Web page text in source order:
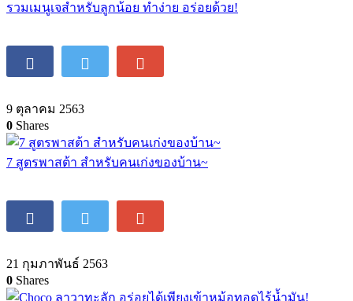
รวมเมนูเจสำหรับลูกน้อย ทำง่าย อร่อยด้วย!
9 ตุลาคม 2563
0 Shares
7 สูตรพาสต้า สำหรับคนเก่งของบ้าน~
21 กุมภาพันธ์ 2563
0 Shares